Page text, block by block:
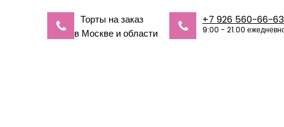
+7 926 560-66-63
9:00 - 21.00
Торты на заказ
в Москве и области